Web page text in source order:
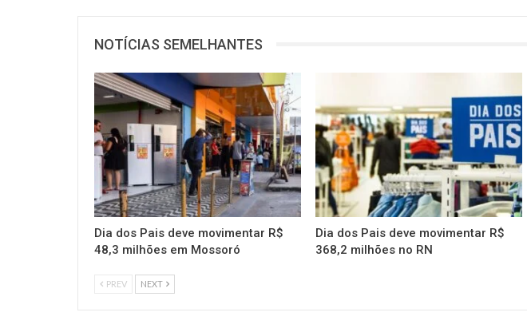
NOTÍCIAS SEMELHANTES
Dia dos Pais deve movimentar R$
48,3 milhões em Mossoró
Dia dos Pais deve movimentar R$
368,2 milhões no RN
PREV NEXT